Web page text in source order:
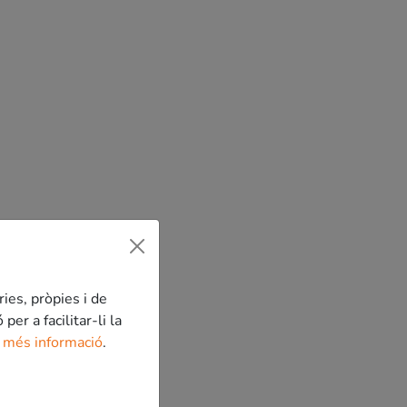
pròpies i de
per a facilitar-li la
informació.